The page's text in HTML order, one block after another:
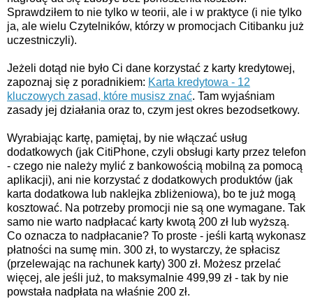
Sprawdziłem to nie tylko w teorii, ale i w praktyce (i nie tylko
ja, ale wielu Czytelników, którzy w promocjach Citibanku już
uczestniczyli).
Jeżeli dotąd nie było Ci dane korzystać z karty kredytowej,
zapoznaj się z poradnikiem: Karta kredytowa - 12
kluczowych zasad, które musisz znać. Tam wyjaśniam
zasady jej działania oraz to, czym jest okres bezodsetkowy.
Wyrabiając kartę, pamiętaj, by nie włączać usług
dodatkowych (jak CitiPhone, czyli obsługi karty przez telefon
- czego nie należy mylić z bankowością mobilną za pomocą
aplikacji), ani nie korzystać z dodatkowych produktów (jak
karta dodatkowa lub naklejka zbliżeniowa), bo te już mogą
kosztować. Na potrzeby promocji nie są one wymagane. Tak
samo nie warto nadpłacać karty kwotą 200 zł lub wyższą.
Co oznacza to nadpłacanie? To proste - jeśli kartą wykonasz
płatności na sumę min. 300 zł, to wystarczy, że spłacisz
(przelewając na rachunek karty) 300 zł. Możesz przelać
więcej, ale jeśli już, to maksymalnie 499,99 zł - tak by nie
powstała nadpłata na właśnie 200 zł.